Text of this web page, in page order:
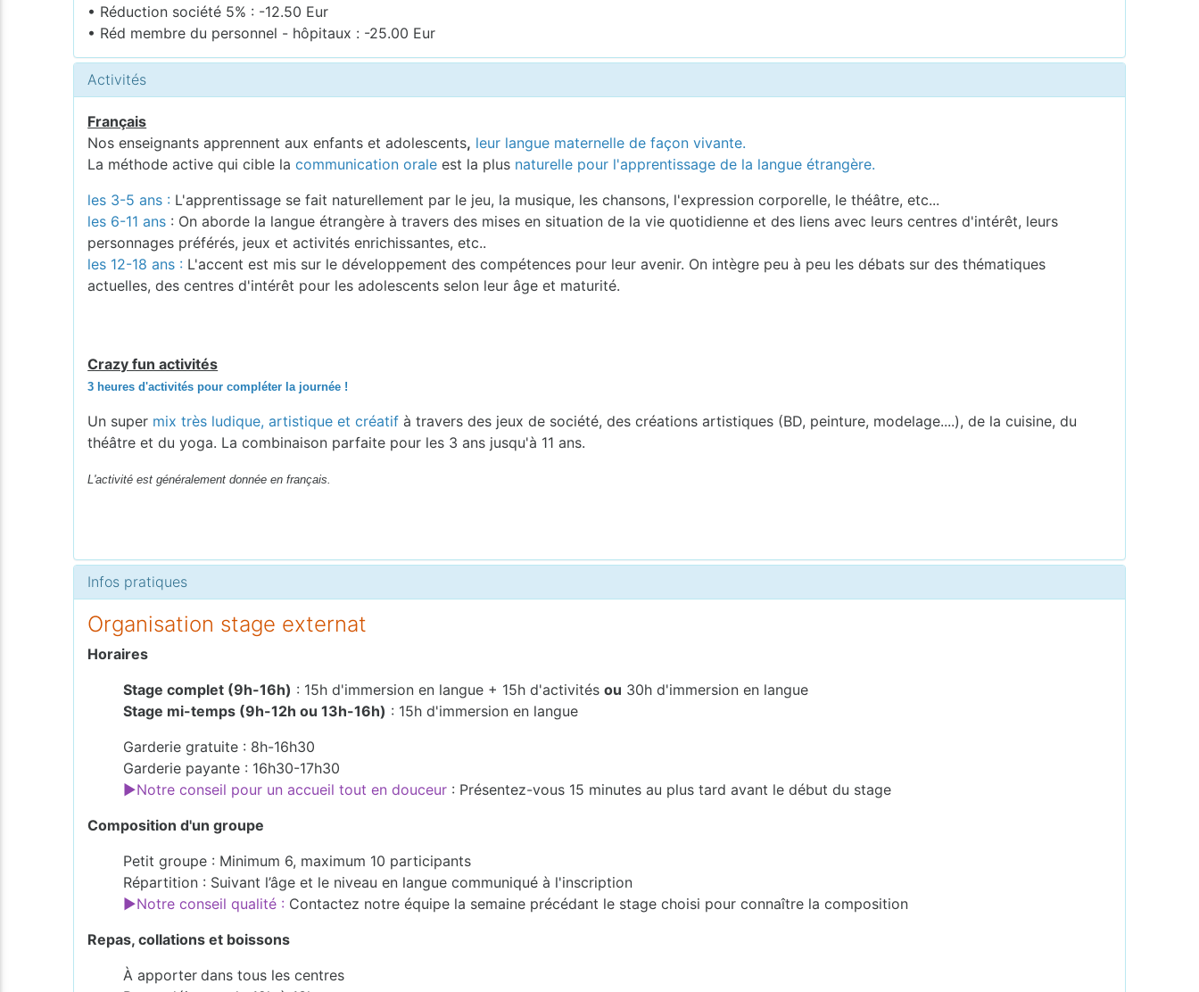
• Réduction société 5% : -12.50 Eur
• Réd membre du personnel - hôpitaux : -25.00 Eur
Activités
Français
Nos enseignants apprennent aux enfants et adolescents, leur langue maternelle de façon vivante.
La méthode active qui cible la communication orale est la plus naturelle pour l'apprentissage de la langue étrangère.
les 3-5 ans : L'apprentissage se fait naturellement par le jeu, la musique, les chansons, l'expression corporelle, le théâtre, etc...
les 6-11 ans : On aborde la langue étrangère à travers des mises en situation de la vie quotidienne et des liens avec leurs centres d'intérêt, leurs
personnages préférés, jeux et activités enrichissantes, etc..
les 12-18 ans : L'accent est mis sur le développement des compétences pour leur avenir. On intègre peu à peu les débats sur des thématiques
actuelles, des centres d'intérêt pour les adolescents selon leur âge et maturité.
Crazy fun activités
3 heures d'activités pour compléter la journée !
Un super mix très ludique, artistique et créatifà travers des jeux de société, des créations artistiques (BD, peinture, modelage....), de la cuisine, du
théâtre et du yoga. La combinaison parfaite pour les 3 ans jusqu'à 11 ans.
L'activité est généralement donnée en français.
Infos pratiques
Organisation stage externat
Horaires
Stage complet (9h-16h) : 15h d'immersion en langue + 15h d'activitésou 30h d'immersion en langue
Stage mi-temps (9h-12h ou 13h-16h) : 15h d'immersion en langue
Garderie gratuite : 8h-16h30
Garderie payante : 16h30-17h30
►Notre conseil pour un accueil tout en douceur : Présentez-vous 15 minutes au plus tard avant le début du stage
Composition d'un groupe
Petit groupe : Minimum 6, maximum 10 participants
Répartition : Suivant l’âge et le niveau en langue communiqué à l'inscription
►Notre conseil qualité : Contactez notre équipe la semaine précédant le stage choisi pour connaître la composition
Repas, collations et boissons
À apporter dans tous les centres